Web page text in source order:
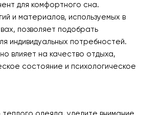
для комфортного сна.
и материалов, используемых в
позволяет подобрать
индивидуальных потребностей.
влияет на качество отдыха,
состояние и психологическое